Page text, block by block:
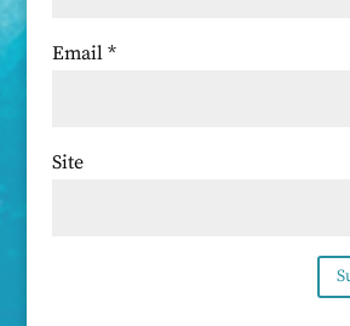
Email *
Site